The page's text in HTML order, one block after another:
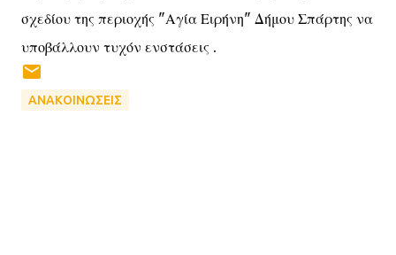
σχεδίου της περιοχής "Αγία Ειρήνη" Δήμου Σπάρτης να
υποβάλλουν τυχόν ενστάσεις .
ΑΝΑΚΟΙΝΩΣΕΙΣ